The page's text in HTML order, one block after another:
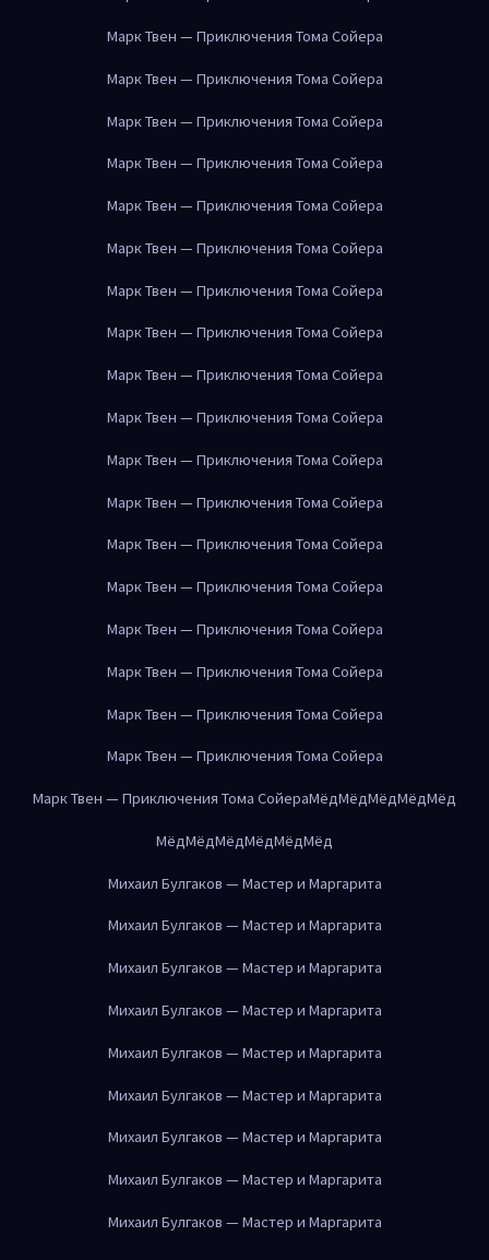
Марк Твен — Приключения Тома Сойера
Марк Твен — Приключения Тома Сойера
Марк Твен — Приключения Тома Сойера
Марк Твен — Приключения Тома Сойера
Марк Твен — Приключения Тома Сойера
Марк Твен — Приключения Тома Сойера
Марк Твен — Приключения Тома Сойера
Марк Твен — Приключения Тома Сойера
Марк Твен — Приключения Тома Сойера
Марк Твен — Приключения Тома Сойера
Марк Твен — Приключения Тома Сойера
Марк Твен — Приключения Тома Сойера
Марк Твен — Приключения Тома Сойера
Марк Твен — Приключения Тома Сойера
Марк Твен — Приключения Тома Сойера
Марк Твен — Приключения Тома Сойера
Марк Твен — Приключения Тома Сойера
Марк Твен — Приключения Тома Сойера
Марк Твен — Приключения Тома СойераМёдМёдМёдМёдМёд
МёдМёдМёдМёдМёдМёд
Михаил Булгаков — Мастер и Маргарита
Михаил Булгаков — Мастер и Маргарита
Михаил Булгаков — Мастер и Маргарита
Михаил Булгаков — Мастер и Маргарита
Михаил Булгаков — Мастер и Маргарита
Михаил Булгаков — Мастер и Маргарита
Михаил Булгаков — Мастер и Маргарита
Михаил Булгаков — Мастер и Маргарита
Михаил Булгаков — Мастер и Маргарита